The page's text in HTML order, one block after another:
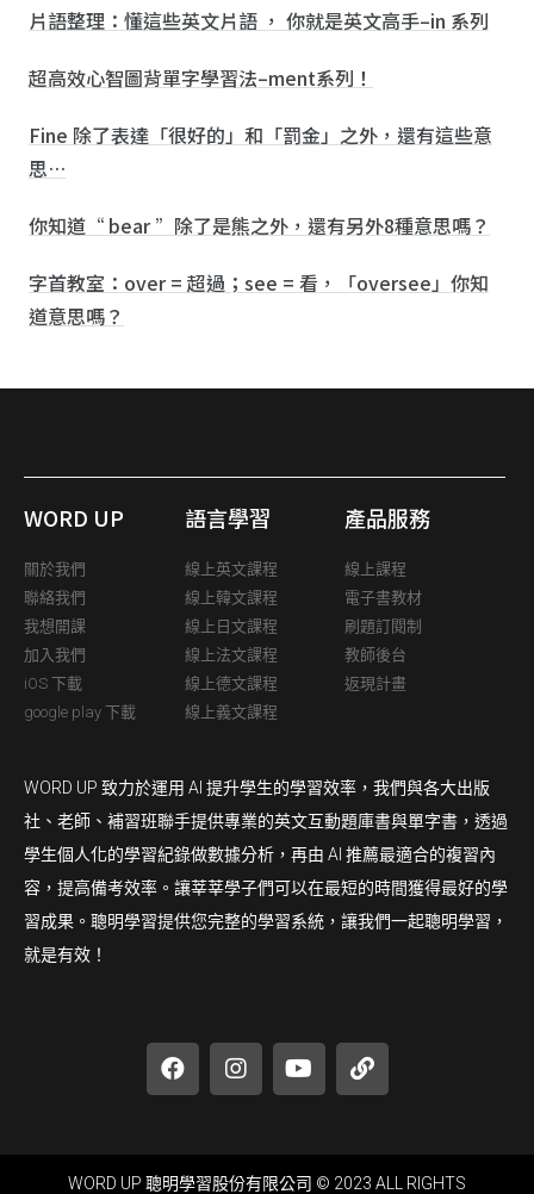
片語整理：懂這些英文片語 ， 你就是英文高手–in 系列
超高效心智圖背單字學習法–ment系列！
Fine 除了表達「很好的」和「罰金」之外，還有這些意
思…
你知道“ bear ”除了是熊之外，還有另外8種意思嗎？
字首教室：over = 超過；see = 看，「oversee」你知
道意思嗎？
WORD UP
關於我們
聯絡我們
我想開課
加入我們
iOS 下載
google play 下載
語言學習
線上英文課程
線上韓文課程
線上日文課程
線上法文課程
線上德文課程
線上義文課程
產品服務
線上課程
電子書教材
刷題訂閱制
教師後台
返現計畫
WORD UP 致力於運用 AI 提升學生的學習效率，我們與各大出版
社、老師、補習班聯手提供專業的英文互動題庫書與單字書，透過
學生個人化的學習紀錄做數據分析，再由 AI 推薦最適合的複習內
容，提高備考效率。讓莘莘學子們可以在最短的時間獲得最好的學
習成果。聰明學習提供您完整的學習系統，讓我們一起聰明學習，
就是有效！
WORD UP 聰明學習股份有限公司 © 2023 ALL RIGHTS